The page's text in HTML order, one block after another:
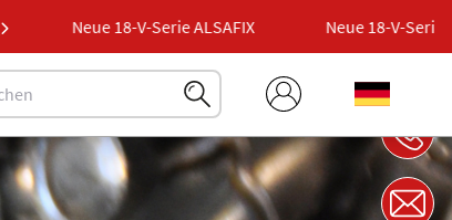
Neue 18-V-Serie ALSAFIX Neue 18-V-Serie